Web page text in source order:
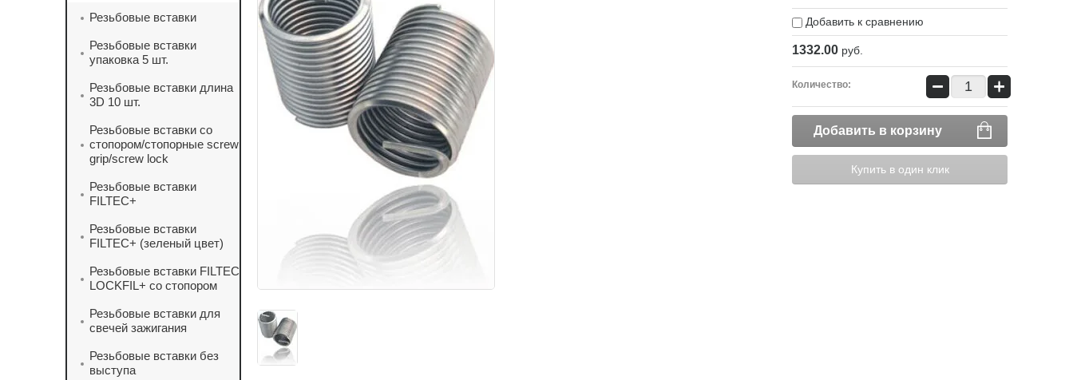
Добавить к сравнению
1332.00 руб.
Количество: − +
Добавить в корзину
Купить в один клик
Резьбовые вставки
Резьбовые вставки
упаковка 5 шт.
Резьбовые вставки длина
3D 10 шт.
Резьбовые вставки со
стопором/стопорные screw
grip/screw lock
Резьбовые вставки
FILTEC+
Резьбовые вставки
FILTEC+ (зеленый цвет)
Резьбовые вставки FILTEC
LOCKFIL+ со стопором
Резьбовые вставки для
свечей зажигания
Резьбовые вставки без
выступа